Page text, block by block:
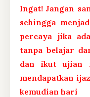
Ingat! Jangan
sehingga
percaya jika
tanpa belajar
dan ikut ujian
mendapatkan
kemudian hari